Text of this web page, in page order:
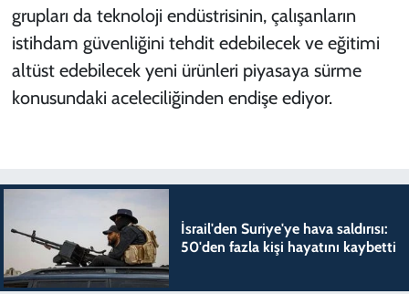
grupları da teknoloji endüstrisinin, çalışanların
istihdam güvenliğini tehdit edebilecek ve eğitimi
altüst edebilecek yeni ürünleri piyasaya sürme
konusundaki aceleciliğinden endişe ediyor.
İsrail'den Suriye'ye hava saldırısı:
50'den fazla kişi hayatını kaybetti